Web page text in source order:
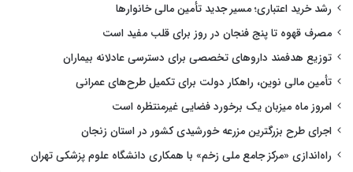
رشد خرید اعتباری؛ مسیر جدید تأمین مالی خانوارها
مصرف قهوه تا پنج فنجان در روز برای قلب مفید است
توزیع هدفمند داروهای تخصصی برای دسترسی عادلانه بیماران
تأمین مالی نوین، راهکار دولت برای تکمیل طرح‌های عمرانی
امروز ماه میزبان یک برخورد فضایی غیرمنتظره است
اجرای طرح بزرگترین مزرعه خورشیدی کشور در استان زنجان
راه‌اندازی «مرکز جامع ملی زخم» با همکاری دانشگاه علوم پزشکی تهران